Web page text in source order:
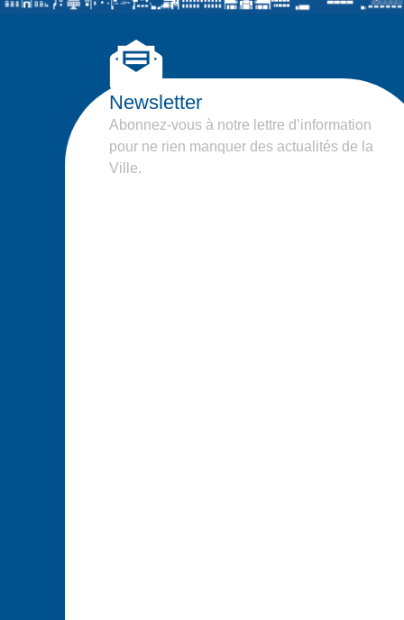
Newsletter
Abonnez-vous à notre lettre d’information
pour ne rien manquer des actualités de la
Ville.